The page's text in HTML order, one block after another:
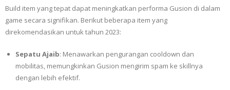
Build item yang tepat dapat meningkatkan performa Gusion di dalam
game secara signifikan. Berikut beberapa item yang
direkomendasikan untuk tahun 2023:
Sepatu Ajaib: Menawarkan pengurangan cooldown dan
mobilitas, memungkinkan Gusion mengirim spam ke skillnya
dengan lebih efektif.